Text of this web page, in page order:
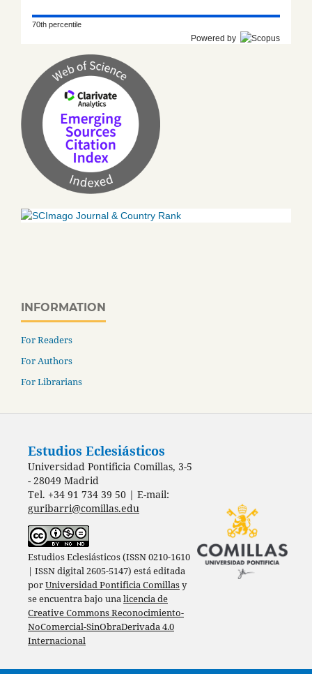
70th percentile
Powered by
INFORMATION
For Readers
For Authors
For Librarians
Estudios Eclesiásticos
Universidad Pontificia Comillas, 3-5
- 28049 Madrid
Tel. +34 91 734 39 50 | E-mail:
guribarri@comillas.edu
Estudios Eclesiásticos (ISSN 0210-1610
| ISSN digital 2605-5147) está editada
porUniversidad Pontificia Comillasy
se encuentra bajo unalicencia de
Creative Commons Reconocimiento-
NoComercial-SinObraDerivada 4.0
Internacional